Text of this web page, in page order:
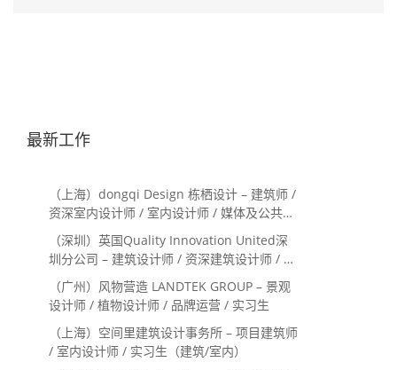
最新工作
（上海）dongqi Design 栋栖设计 – 建筑师 /
资深室内设计师 / 室内设计师 / 媒体及公共关
系主管 / 设计实习生（常年招聘）
（深圳）英国Quality Innovation United深
圳分公司 – 建筑设计师 / 资深建筑设计师 / 室
内设计师 / 设计实习生
（广州）风物营造 LANDTEK GROUP – 景观
设计师 / 植物设计师 / 品牌运营 / 实习生
（上海）空间里建筑设计事务所 – 项目建筑师
/ 室内设计师 / 实习生（建筑/室内）